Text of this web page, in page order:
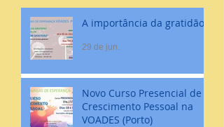
A importância da gratidão
29 de jun.
Novo Curso Presencial de
Crescimento Pessoal na
VOADES (Porto)